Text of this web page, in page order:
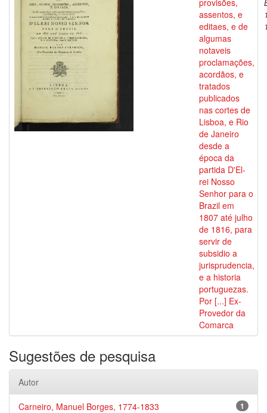
provisões,
assentos, e
editaes, e de
algumas
notaveis
proclamações,
acordãos, e
tratados
publicados
nas cortes de
Lisboa, e Rio
de Janeiro
desde a
época da
partida D'El-
rei Nosso
Senhor para o
Brazil em
1807 até julho
de 1816, para
servir de
subsidio a
jurisprudencia,
e a historia
portuguezas.
Por [...] Ex-
Provedor da
Comarca
Sugestões de pesquisa
Autor
1
Carneiro, Manuel Borges, 1774-1833